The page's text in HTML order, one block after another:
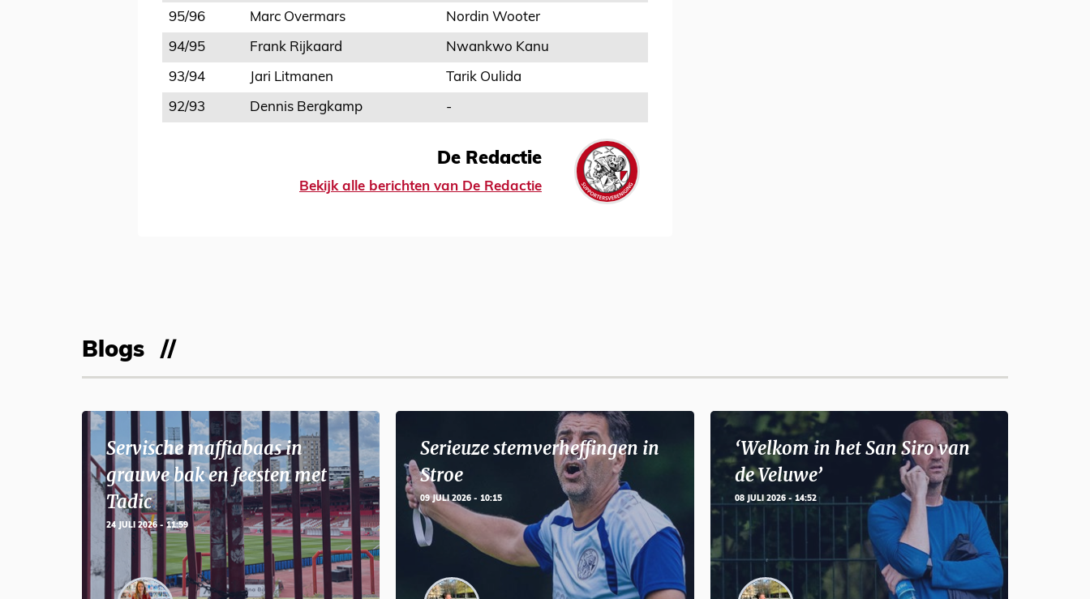
95/96 Marc Overmars Nordin Wooter
94/95 Frank Rijkaard Nwankwo Kanu
93/94 Jari Litmanen Tarik Oulida
92/93 Dennis Bergkamp -
De Redactie
Bekijk alle berichten van De Redactie
Blogs
Servische maffiabaas in
grauwe bak en feesten met
Tadic
24 JULI 2026 - 11:59
Serieuze stemverheffingen in
Stroe
09 JULI 2026 - 10:15
‘Welkom in het San Siro van
de Veluwe’
08 JULI 2026 - 14:52